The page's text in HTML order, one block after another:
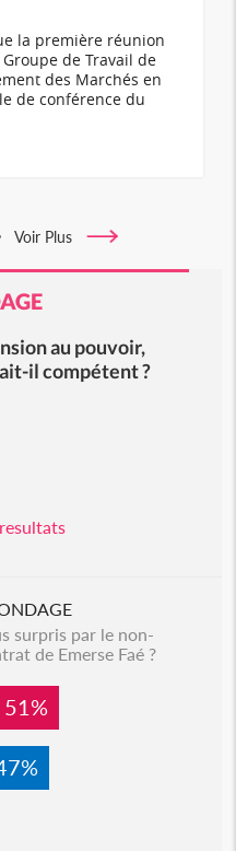
la première réunion
de Travail de
des Marchés en
de conférence du
Voir Plus
au pouvoir,
il compétent ?
surpris par le non-
de Emerse Faé ?
51%